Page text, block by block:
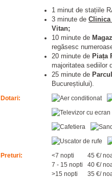
1 minut de stațiile
3 minute de Clinica
Vitan;
10 minute de
regăsesc
20 minute de Piața
majoritatea sediilor
25 minute de
Bucureștiului).
Dotari:
Preturi: <7 nopti
45 €/
7 - 15 nopti
40 €/
>15 nopti
35 €/